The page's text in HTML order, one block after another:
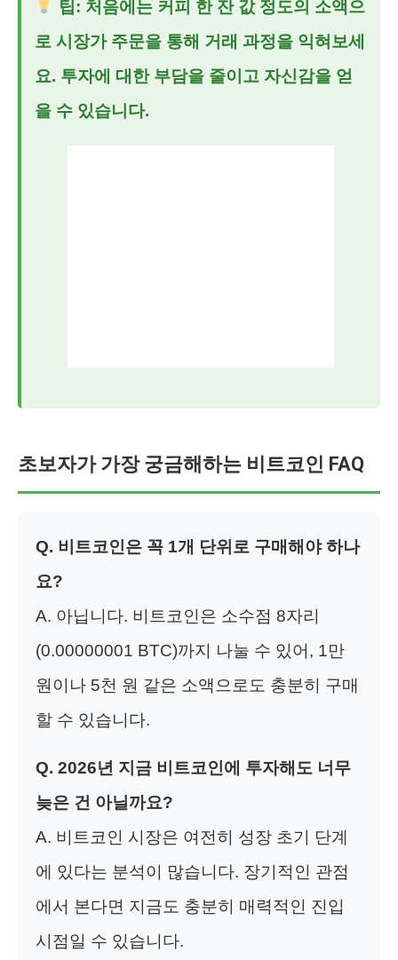
팁: 처음에는 커피 한 잔 값 정도의 소액으
로 시장가 주문을 통해 거래 과정을 익혀보세
요. 투자에 대한 부담을 줄이고 자신감을 얻
을 수 있습니다.
초보자가 가장 궁금해하는 비트코인 FAQ
Q. 비트코인은 꼭 1개 단위로 구매해야 하나
요?
A. 아닙니다. 비트코인은 소수점 8자리
(0.00000001 BTC)까지 나눌 수 있어, 1만
원이나 5천 원 같은 소액으로도 충분히 구매
할 수 있습니다.
Q. 2026년 지금 비트코인에 투자해도 너무
늦은 건 아닐까요?
A. 비트코인 시장은 여전히 성장 초기 단계
에 있다는 분석이 많습니다. 장기적인 관점
에서 본다면 지금도 충분히 매력적인 진입
시점일 수 있습니다.